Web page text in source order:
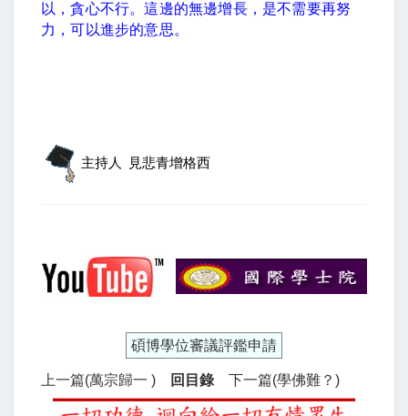
以，貪心不行。這邊的無邊增長，是不需要再努
力，可以進步的意思。
主持人 見悲青增格西
碩博學位審議評鑑申請
上一篇(萬宗歸一 ) 回目錄 下一篇(學佛難？)